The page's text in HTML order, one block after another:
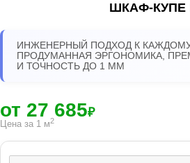
ШКАФ-КУПЕ
ИНЖЕНЕРНЫЙ ПОДХОД К
ПРОДУМАННАЯ ЭРГОНОМИКА,
И ТОЧНОСТЬ ДО 1 ММ
от 27 685₽
Цена за 1 м2